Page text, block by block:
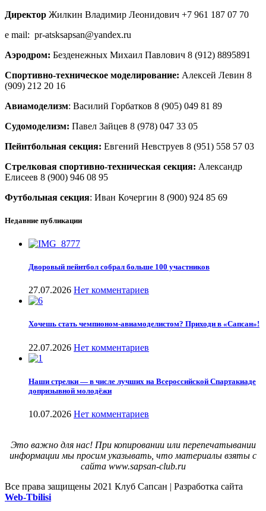
Директор Жилкин Владимир Леонидович +7 961 187 07 70
e mail: pr-atsksapsan@yandex.ru
Аэродром: Безденежных Михаил Павлович 8 (912) 8895891
Спортивно-техническое моделирование: Алексей Левин 8
(909) 212 20 16
Авиамоделизм: Василий Горбатков 8 (905) 049 81 89
Судомоделизм: Павел Зайцев 8 (978) 047 33 05
Пейнтбольная секция: Евгений Невструев 8 (951) 558 57 03
Стрелковая спортивно-техническая секция: Александр
Елисеев 8 (900) 946 08 95
Футбольная секция: Иван Кочергин 8 (900) 924 85 69
Недавние публикации
Дворовый пейнтбол собрал больше 100 участников
27.07.2026 Нет комментариев
Хочешь стать чемпионом-авиамоделистом? Приходи в «Сапсан»!
22.07.2026 Нет комментариев
Наши стрелки — в числе лучших на Всероссийской Спартакиаде
допризывной молодёжи
10.07.2026 Нет комментариев
Это важно для нас! При копировании или перепечатывании
информации мы просим указывать, что материалы взяты с
сайта www.sapsan-club.ru
Все права защищены 2021 Клуб Сапсан | Разработка сайта
Web-Tbilisi